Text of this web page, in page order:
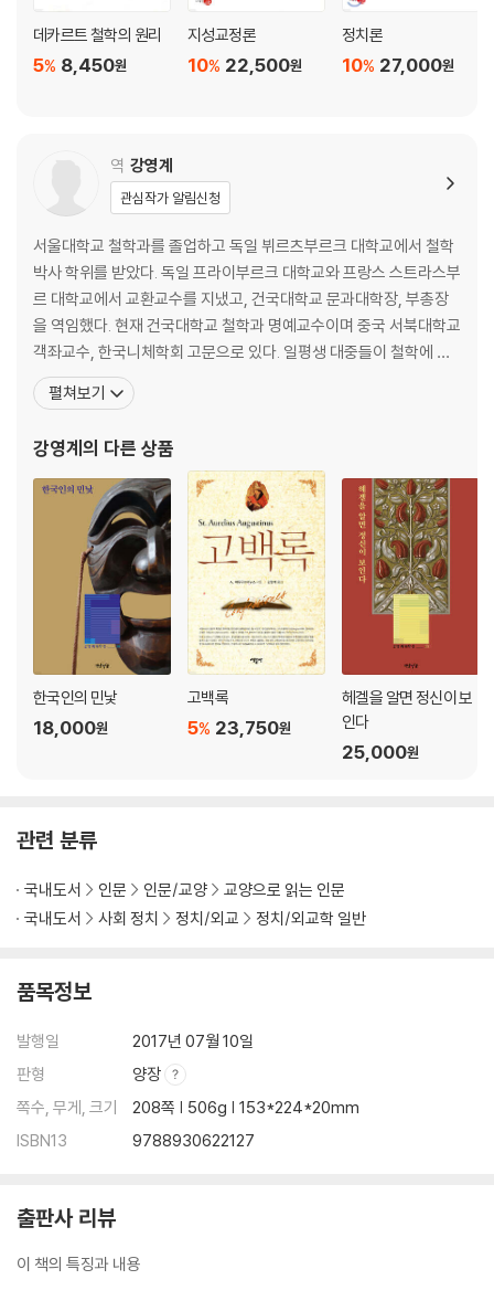
다. … 50
10. 종교적 문제 … 54
14~18. 연합 상태, 전쟁 상태, 평화 상태 … 57
제4장 공적인 과제들
1~3. 국가에 관련된 과제들 … 63
4~6. 어떤 의미에서 국가가 죄를 범한다, 또는 범하지 않는다고 말할 수
있는가 … 64
제5장 최선의 국가 상태
1. 이성적 규정에 의해서 설립된 최선의 국가 … 69
2~6. 시민 상태의 목적과 최선의 국가 … 70
1~3. 국가 설립의 근거 … 75
4. 한 사람에게 통일되는 권력 … 77
5~8. 군주정의 본성과 기초 … 77
9. 도시 … 80
10. 군대와 군대의 지휘관 … 80
11. 분할되는 씨족에서의 시민 … 81
12. 경작지와 주택 … 81
15. 16. 왕의 고문관 … 82
17~25. 원로희의의 최고 직무 … 83
32. 외국의 법 … 90
34. 왕의 가족과 신변 경호 … 91
35. 전쟁의 발발 … 92
37. 통치권은 분할이 불가능해야 한다. … 92
38. 왕권의 세습 … 93
39. 시민들의 복종 … 93
40. 종교 … 93
제7장 군주정, 군주국가의 기초에 대한 증명
1. 군주들은 반드시 선출되어야 하는 것은 아니다. 페르시아의 왕들, 율리
3. 군주를 위해서는 고문 회의가 필요하다. … 98
5. 왕은 회의의 견해를 통해서 고문들을 선출하는 권리를 가진다. … 99
데카르트 철학의 원리
8,450원
5%
지성교정론
22,500원
10%
정치론
27,000원
10%
역 강영계
관심작가 알림신청
서울대학교 철학과를 졸업하고 독일 뷔르츠부르크 대학교에서 철학
박사 학위를 받았다. 독일 프라이부르크 대학교와 프랑스 스트라스부
르 대학교에서 교환교수를 지냈고, 건국대학교 문과대학장, 부총장
을 역임했다. 현재 건국대학교 철학과 명예교수이며 중국 서북대학교
객좌교수, 한국니체학회 고문으로 있다. 일평생 대중들이 철학에 쉽
게 다가서고, 어린이와 청소년 들이 자신을 사랑하고 조화롭게 성장
하기를 바라는 마음을 담아 다양한 집필 활동을 펼쳐왔다. 저서로는
년을 위한 철학 에세이』 『청소년을 위한 가치관 에세이』 『청
펼쳐보기
강영계 의 다른 상품
한국인의 민낯
18,000원
고백록
23,750원
5%
헤겔을 알면 정신이 보
인다
25,000원
관련 분류
국내도서 인문 인문/교양
교양으로 읽는 인문
국내도서
사회 정치 정치/외교 정치/외교학 일반
품목정보
발행일
2017년 07월 10일
판형
양장
쪽수, 무게, 크기
208쪽 | 506g | 153*224*20mm
ISBN13
9788930622127
출판사 리뷰
이 책의 특징과 내용